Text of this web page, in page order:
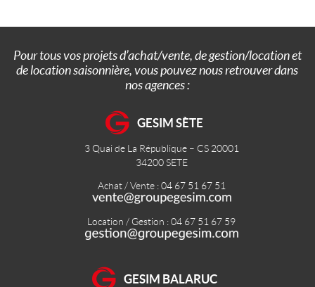
Pour tous vos projets d’achat/vente, de gestion/location et
de location saisonnière, vous pouvez nous retrouver dans
nos agences :
GESIM SÈTE
3 Quai de La République – CS 20001
34200SETE
Achat / Vente : 04 67 51 67 51
Location / Gestion : 04 67 51 67 59
GESIM BALARUC